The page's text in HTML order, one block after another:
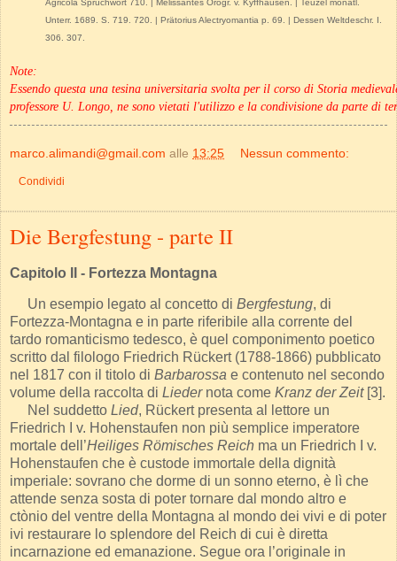
Agricola Sprüchwort 710. | Melissantes Orogr. v. Kyffhausen. | Teuzel monatl.
Unterr. 1689. S. 719. 720. | Prätorius Alectryomantia p. 69. | Dessen Weltdeschr. I.
306. 307.
Note:
Essendo questa una tesina universitaria svolta per il corso di Storia
professore U. Longo, ne sono vietati l'utilizzo e la condivisione da parte di
marco.alimandi@gmail.com alle 13:25 Nessun commento:
Condividi
Die Bergfestung - parte II
Capitolo II - Fortezza Montagna
Un esempio legato al concetto di Bergfestung, di
Fortezza-Montagna e in parte riferibile alla corrente del
tardo romanticismo tedesco, è quel componimento poetico
scritto dal filologo Friedrich Rückert (1788-1866) pubblicato
nel 1817 con il titolo di Barbarossa e contenuto nel secondo
volume della raccolta di Liedernota come Kranz der Zeit[3].
Nel suddetto Lied, Rückert presenta al lettore un
Friedrich I v. Hohenstaufen non più semplice imperatore
mortale dell’Heiliges Römisches Reich ma un Friedrich I v.
Hohenstaufen che è custode immortale della dignità
imperiale: sovrano che dorme di un sonno eterno, è lì che
attende senza sosta di poter tornare dal mondo altro e
ctònio del ventre della Montagna al mondo dei vivi e di poter
ivi restaurare lo splendore del Reich di cui è diretta
incarnazione ed emanazione. Segue ora l’originale in